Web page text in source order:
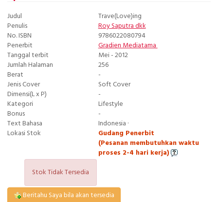
Judul
Trave(Love)ing
Penulis
Roy Saputra dkk
No. ISBN
9786022080794
Penerbit
Gradien Mediatama
Tanggal terbit
Mei - 2012
Jumlah Halaman
256
Berat
-
Jenis Cover
Soft Cover
Dimensi(L x P)
-
Kategori
Lifestyle
Bonus
-
Text Bahasa
Indonesia ·
Lokasi Stok
Gudang Penerbit
(Pesanan membutuhkan waktu
proses 2-4 hari kerja)
Stok Tidak Tersedia
Beritahu Saya bila akan tersedia